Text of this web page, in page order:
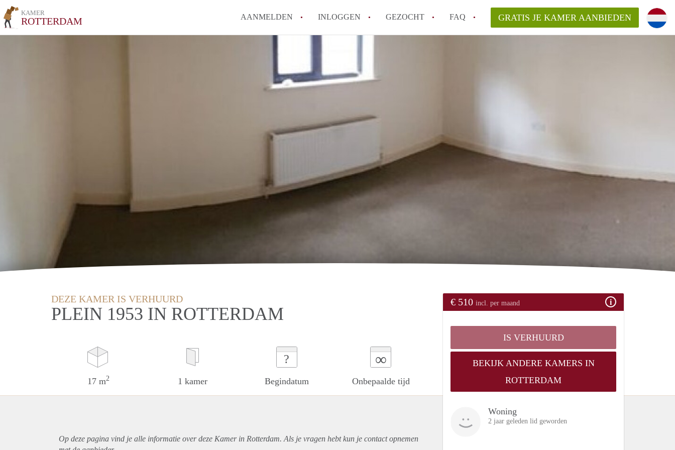
KAMER
ROTTERDAM AANMELDEN INLOGGEN GEZOCHT FAQ
Hoe groot is de kans dat ik snel een kamer vind?
Hoe vind ik een kamer in Rotterdam?
GRATIS JE KAMER AANBIEDEN
DEZE KAMER IS VERHUURD
PLEIN 1953 IN ROTTERDAM
17 m2 1 kamer
?
Begindatum
∞
Onbepaalde tijd
€ 510 incl. per maand
IS VERHUURD
BEKIJK ANDERE KAMERS IN
ROTTERDAM
Woning
2 jaar geleden lid geworden
Op deze pagina vind je alle informatie over deze Kamer in Rotterdam. Als je vragen hebt kun je contact opnemen